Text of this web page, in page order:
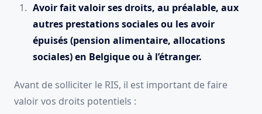
Avoir fait valoir ses droits, au préalable, aux
autres prestations sociales ou les avoir
épuisés (pension alimentaire, allocations
sociales) en Belgique ou à l’étranger.
Avant de solliciter le RIS, il est important de faire
valoir vos droits potentiels :